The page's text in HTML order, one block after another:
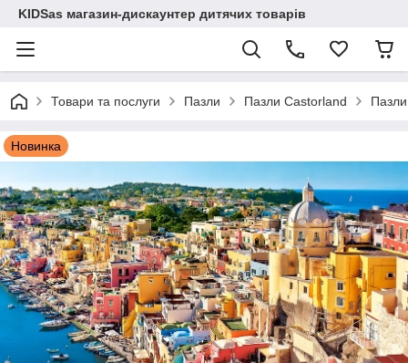
KIDSas магазин-дискаунтер дитячих товарів
Товари та послуги Пазли Пазли Castorland
Новинка